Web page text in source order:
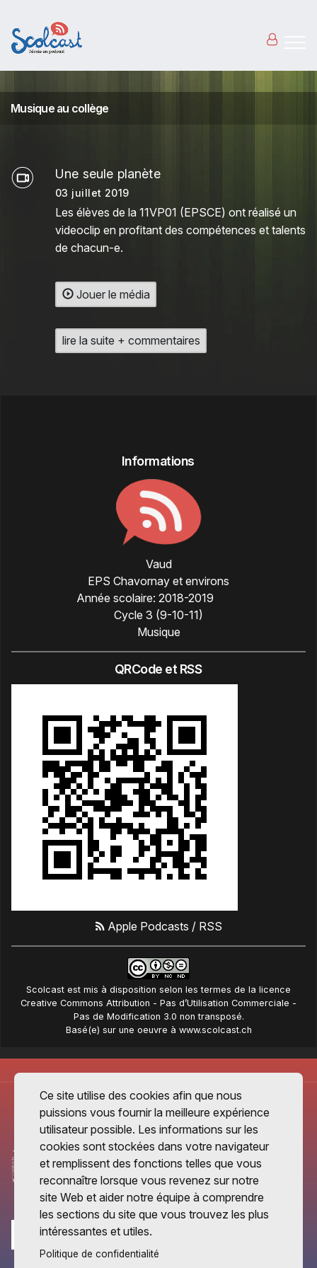
Musique au collège
Une seule planète
03 juillet 2019
Les élèves de la 11VP01 (EPSCE) ont réalisé un
videoclip en profitant des compétences et talents
de chacun-e.
Jouer le média
lire la suite + commentaires
Informations
Vaud
EPS Chavornay et environs
Année scolaire: 2018-2019
Cycle 3 (9-10-11)
Musique
QRCode et RSS
Apple Podcasts / RSS
Scolcast est mis à disposition selon les termes de la licence
Creative Commons Attribution - Pas d’Utilisation Commerciale -
Pas de Modification 3.0 non transposé.
Basé(e) sur une oeuvre à www.scolcast.ch
Ce site utilise des cookies afin que nous
puissions vous fournir la meilleure expérience
utilisateur possible. Les informations sur les
cookies sont stockées dans votre navigateur
et remplissent des fonctions telles que vous
reconnaître lorsque vous revenez sur notre
site Web et aider notre équipe à comprendre
les sections du site que vous trouvez les plus
intéressantes et utiles.
Politique de confidentialité